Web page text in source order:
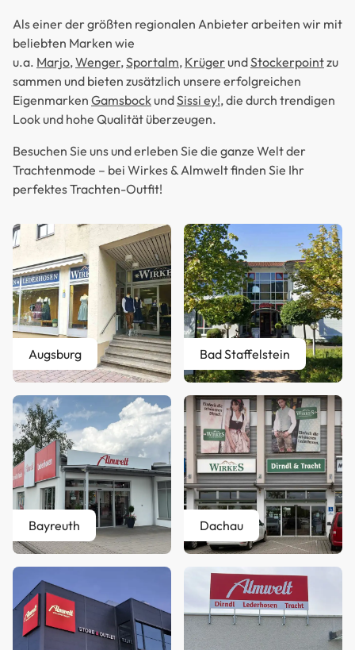
Als einer der größten regionalen Anbieter arbeiten wir mit
beliebten Marken wie
u.a. Marjo,Wenger,Sportalm, KrügerundStockerpointzu
sammen und bieten zusätzlich unsere erfolgreichen
Eigenmarken GamsbockundSissi ey!, die durch trendigen
Look und hohe Qualität überzeugen.
Besuchen Sie uns und erleben Sie die ganze Welt der
Trachtenmode – bei Wirkes & Almwelt finden Sie Ihr
perfektes Trachten-Outfit!
Augsburg Bad Staffelstein
Bayreuth Dachau